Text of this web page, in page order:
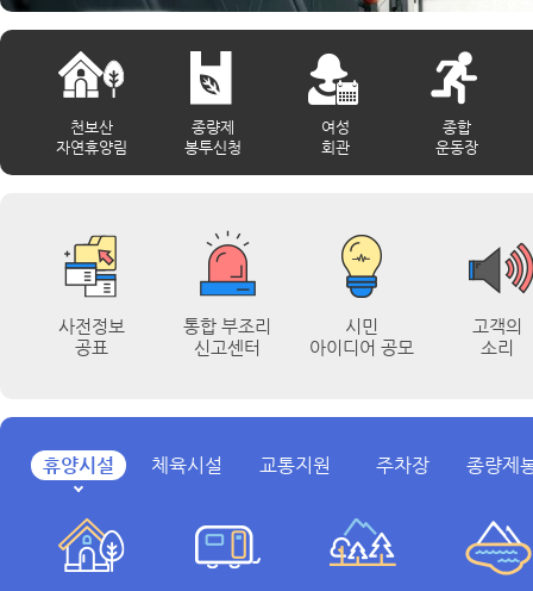
천보산
자연휴양림
종량제
봉투신청
여성
회관
종합
운동장
사전정보
공표
통합 부조리
신고센터
시민
아이디어 공모
고객의
소리
휴양시설 체육시설 교통지원 주차장 종량제